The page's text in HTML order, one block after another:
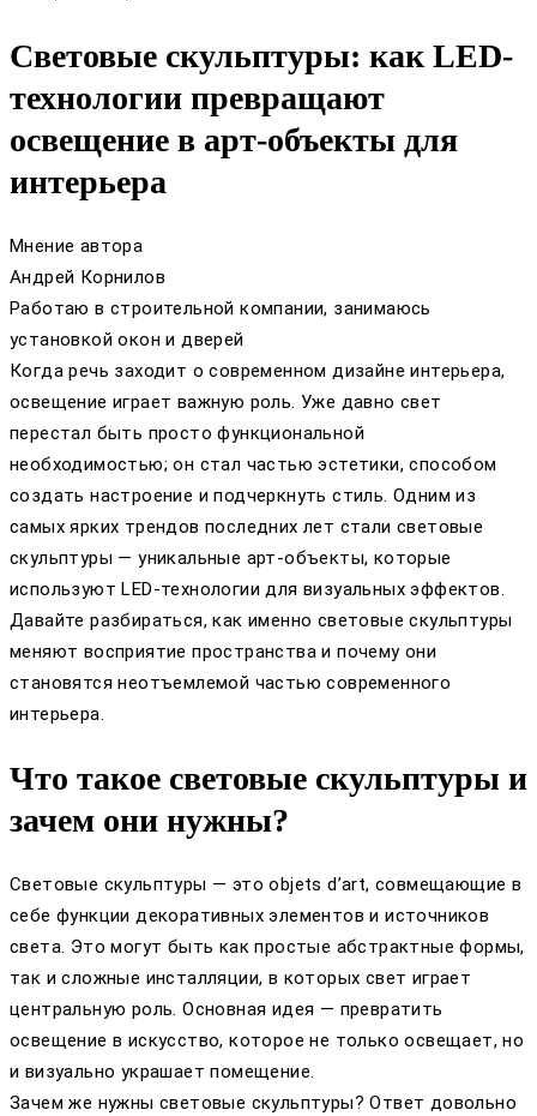
Световые скульптуры: как LED-
технологии превращают
освещение в арт-объекты для
интерьера
Мнение автора
Андрей Корнилов
Работаю в строительной компании, занимаюсь
установкой окон и дверей
Когда речь заходит о современном дизайне интерьера,
освещение играет важную роль. Уже давно свет
перестал быть просто функциональной
необходимостью; он стал частью эстетики, способом
создать настроение и подчеркнуть стиль. Одним из
самых ярких трендов последних лет стали световые
скульптуры — уникальные арт-объекты, которые
используют LED-технологии для визуальных эффектов.
Давайте разбираться, как именно световые скульптуры
меняют восприятие пространства и почему они
становятся неотъемлемой частью современного
интерьера.
Что такое световые скульптуры и
зачем они нужны?
Световые скульптуры — это objets d’art, совмещающие в
себе функции декоративных элементов и источников
света. Это могут быть как простые абстрактные формы,
так и сложные инсталляции, в которых свет играет
центральную роль. Основная идея — превратить
освещение в искусство, которое не только освещает, но
и визуально украшает помещение.
Зачем же нужны световые скульптуры? Ответ довольно